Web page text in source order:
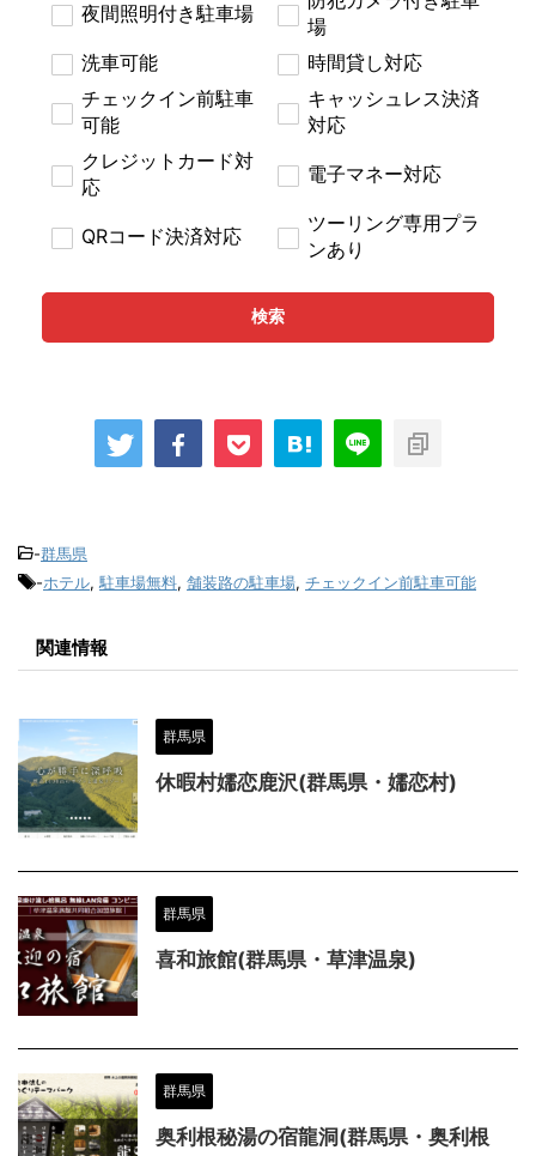
夜間照明付き駐車場
場
洗車可能
時間貸し対応
チェックイン前駐車
可能
キャッシュレス決済
対応
クレジットカード対
応
電子マネー対応
QRコード決済対応
ツーリング専用プラ
ンあり
検索
-群馬県
-ホテル, 駐車場無料, 舗装路の駐車場, チェックイン前駐車可能
関連情報
群馬県
休暇村嬬恋鹿沢(群馬県・嬬恋村)
群馬県
喜和旅館(群馬県・草津温泉)
群馬県
奥利根秘湯の宿龍洞(群馬県・奥利根